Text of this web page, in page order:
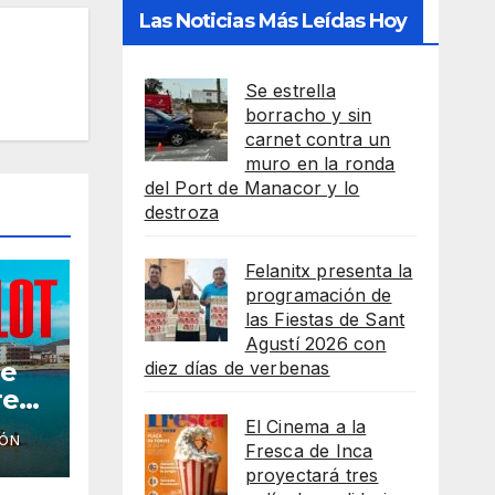
Las Noticias Más Leídas Hoy
Se estrella
borracho y sin
carnet contra un
muro en la ronda
del Port de Manacor y lo
destroza
Felanitx presenta la
programación de
las Fiestas de Sant
Agustí 2026 con
diez días de verbenas
El Cinema a la
Fresca de Inca
proyectará tres